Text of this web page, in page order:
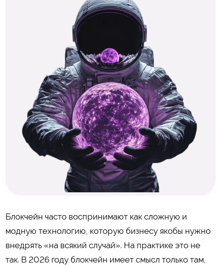
Блокчейн часто воспринимают как сложную и
модную технологию, которую бизнесу якобы нужно
внедрять «на всякий случай». На практике это не
так. В 2026 году блокчейн имеет смысл только там,